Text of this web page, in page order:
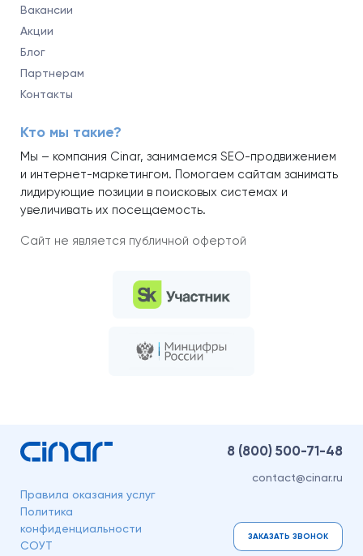
Вакансии
Акции
Блог
Партнерам
Контакты
Кто мы такие?
Мы – компания Cinar, занимаемся SEO-продвижением
и интернет-маркетингом. Помогаем сайтам занимать
лидирующие позиции в поисковых системах и
увеличивать их посещаемость.
Сайт не является публичной офертой
Правила оказания услуг
Политика
конфиденциальности
СОУТ
8 (800) 500-71-48
contact@cinar.ru
ЗАКАЗАТЬ ЗВОНОК